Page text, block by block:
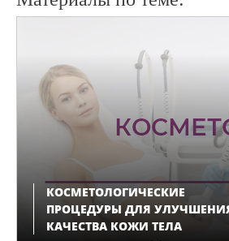
КОСМЕТОЛОГИЧЕСКИЕ
ПРОЦЕДУРЫ ДЛЯ
КАЧЕСТВА КОЖИ ТЕЛА